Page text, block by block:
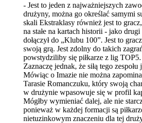
- Jest to jeden z najważniejszych
drużyny, można go określać samymi
skali Ekstraklasy również jest to
na stałe na kartach historii - jako
dołączył do „Klubu 100”. Jest to
swoją grą. Jest zdolny do takich
powstydziliby się piłkarze z lig TOP5.
Zaznaczę jednak, że siłą tego
Mówiąc o Imazie nie można
Tarasie Romanczuku, który swoją
w drużynie wpasowuje się w profil
Mógłby wymieniać dalej, ale nie
ponieważ w każdej formacji są
nietuzinkowym znaczeniu dla tej